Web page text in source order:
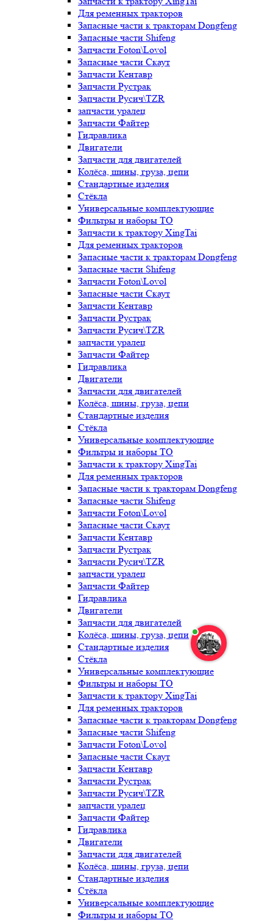
Для ременных тракторов
Запасные части к тракторам Dongfeng
Запасные части Shifeng
Запчасти Foton\Lovol
Запасные части Скаут
Запчасти Кентавр
Запчасти Рустрак
Запчасти Русич\TZR
запчасти уралец
Запчасти Файтер
Гидравлика
Двигатели
Запчасти для двигателей
Колёса, шины, груза, цепи
Стандартные изделия
Стёкла
Универсальные комплектующие
Фильтры и наборы ТО
Запчасти к трактору XingTai
Для ременных тракторов
Запасные части к тракторам Dongfeng
Запасные части Shifeng
Запчасти Foton\Lovol
Запасные части Скаут
Запчасти Кентавр
Запчасти Рустрак
Запчасти Русич\TZR
запчасти уралец
Запчасти Файтер
Гидравлика
Двигатели
Запчасти для двигателей
Колёса, шины, груза, цепи
Стандартные изделия
Стёкла
Универсальные комплектующие
Фильтры и наборы ТО
Запчасти к трактору XingTai
Для ременных тракторов
Запасные части к тракторам Dongfeng
Запасные части Shifeng
Запчасти Foton\Lovol
Запасные части Скаут
Запчасти Кентавр
Запчасти Рустрак
Запчасти Русич\TZR
запчасти уралец
Запчасти Файтер
Гидравлика
Двигатели
Запчасти для двигателей
Колёса, шины, груза, цепи
Стандартные изделия
Стёкла
Универсальные комплектующие
Фильтры и наборы ТО
Запчасти к трактору XingTai
Для ременных тракторов
Запасные части к тракторам Dongfeng
Запасные части Shifeng
Запчасти Foton\Lovol
Запасные части Скаут
Запчасти Кентавр
Запчасти Рустрак
Запчасти Русич\TZR
запчасти уралец
Запчасти Файтер
Гидравлика
Двигатели
Запчасти для двигателей
Колёса, шины, груза, цепи
Стандартные изделия
Стёкла
Универсальные комплектующие
Фильтры и наборы ТО